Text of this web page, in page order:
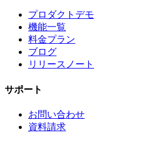
プロダクトデモ
機能一覧
料金プラン
ブログ
リリースノート
サポート
お問い合わせ
資料請求